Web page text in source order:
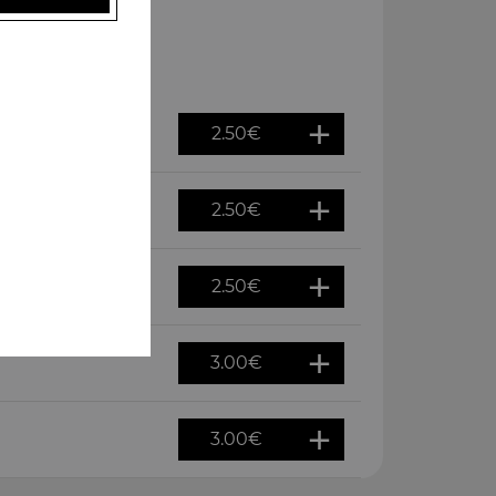
2.50€
2.50€
2.50€
3.00€
3.00€